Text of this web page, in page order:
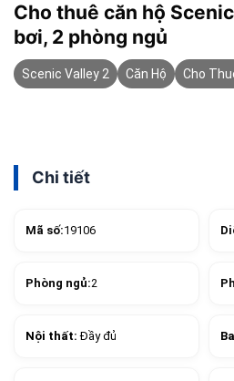
Cho thuê căn hộ
bơi, 2 phòng ngủ
Scenic Valley 2 Căn Hộ Cho
Chi tiết
Mã số:19106
Phòng ngủ:2
Nội thất:Đầy đủ